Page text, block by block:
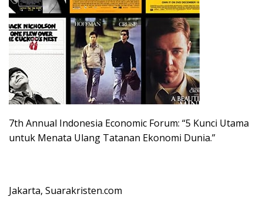
7th Annual Indonesia Economic Forum: “5 Kunci Utama
untuk Menata Ulang Tatanan Ekonomi Dunia.”
Jakarta, Suarakristen.com